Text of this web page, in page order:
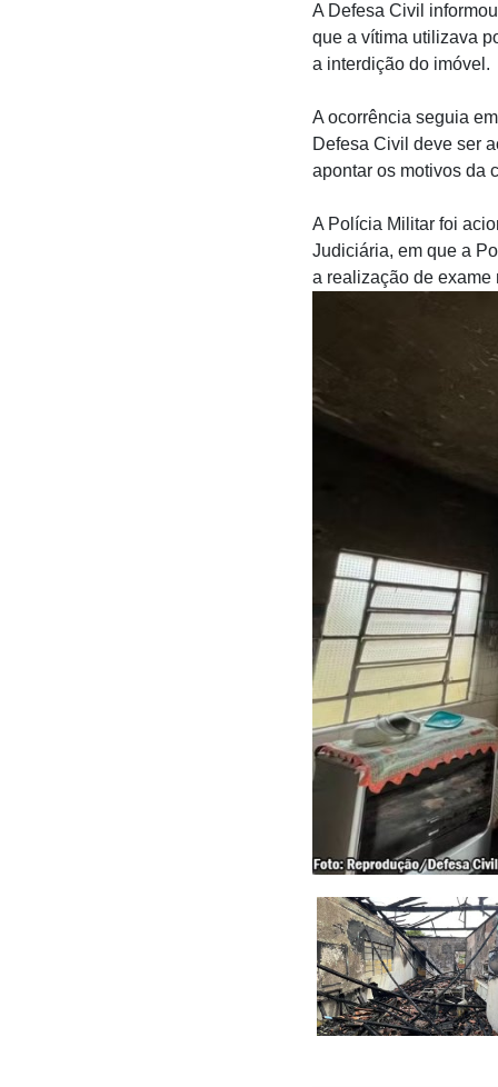
A Defesa Civil
que a vítima utilizava
a interdição do imóvel.
A ocorrência seguia
Defesa Civil deve ser
apontar os motivos da
A Polícia Militar foi
Judiciária, em que a
a realização de exame